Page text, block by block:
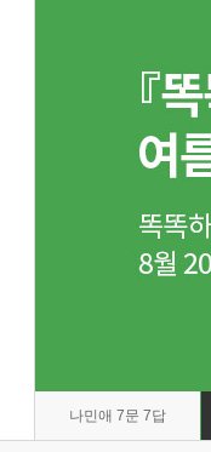
나민애 7문 7답